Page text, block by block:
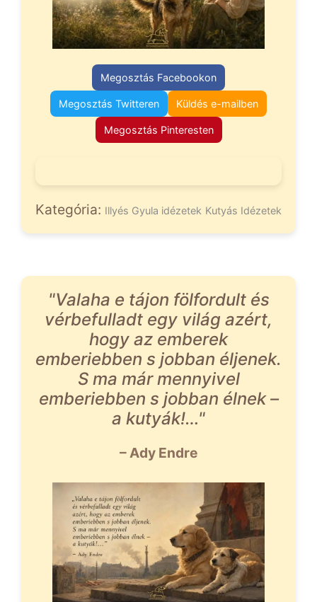
Megosztás Facebookon
Megosztás Twitteren Küldés e-mailben
Megosztás Pinteresten
Kategória: Illyés Gyula idézetek Kutyás Idézetek
"Valaha e tájon fölfordult és
vérbefulladt egy világ azért,
hogy az emberek
emberiebben s jobban éljenek.
S ma már mennyivel
emberiebben s jobban élnek –
a kutyák!…"
– Ady Endre